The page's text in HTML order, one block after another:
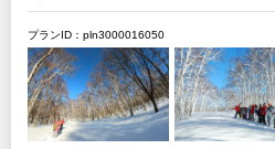
プランID：pln3000016050